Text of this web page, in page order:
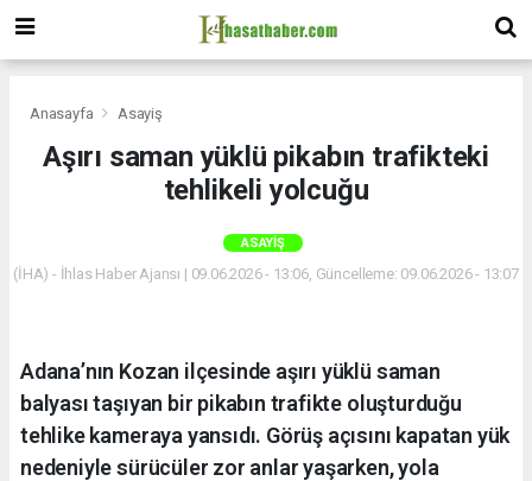
Anasayfa Asayiş
Aşırı saman yüklü pikabın trafikteki
tehlikeli yolcuğu
ASAYIŞ
(İHA) - İhlas Haber Ajansı | 09.06.2026 - 13:06, Güncelleme: 09.06.2026 - 13:07
Adana’nın Kozan ilçesinde aşırı yüklü saman
balyası taşıyan bir pikabın trafikte oluşturduğu
tehlike kameraya yansıdı. Görüş açısını kapatan yük
nedeniyle sürücüler zor anlar yaşarken, yola